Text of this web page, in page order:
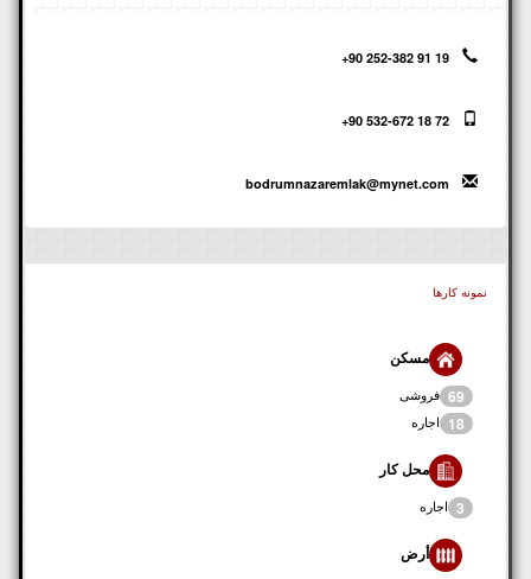
+90 252-382 91 19
+90 532-672 18 72
bodrumnazaremlak@mynet.com
نمونه کارها
مسکن
فروشی 69
اجاره 18
محل کار
اجاره 3
أرض